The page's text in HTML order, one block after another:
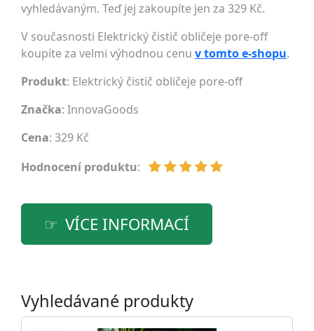
vyhledávaným. Teď jej zakoupíte jen za 329 Kč.
V současnosti Elektrický čistič obličeje pore-off
koupíte za velmi výhodnou cenu v tomto e-shopu.
Produkt: Elektrický čistič obličeje pore-off
Značka: InnovaGoods
Cena: 329 Kč
Hodnocení produktu:
VÍCE INFORMACÍ
Vyhledávané produkty